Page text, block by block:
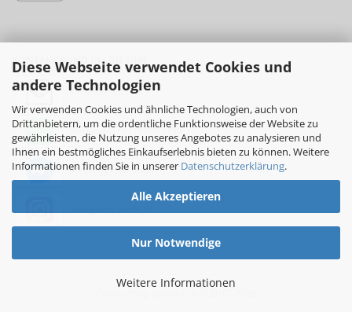
Diese Webseite verwendet Cookies und
andere Technologien
Wir verwenden Cookies und ähnliche Technologien, auch von
Drittanbietern, um die ordentliche Funktionsweise der Website zu
gewährleisten, die Nutzung unseres Angebotes zu analysieren und
Ihnen ein bestmögliches Einkaufserlebnis bieten zu können. Weitere
Informationen finden Sie in unserer Datenschutzerklärung.
Alle Akzeptieren
Nur Notwendige
Weitere Informationen
KONTAKT RUND UM DIE UHR
info@sinni.ch
Nachricht:+41788997155
Messenger: sinni.ch